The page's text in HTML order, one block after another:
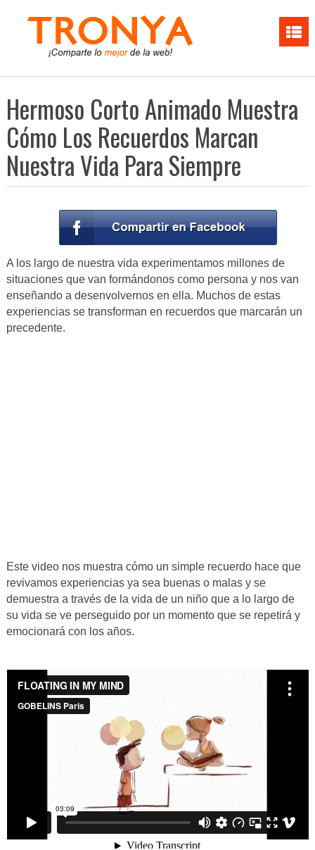
Hermoso Corto Animado Muestra
Cómo Los Recuerdos Marcan
Nuestra Vida Para Siempre
A los largo de nuestra vida experimentamos millones de
situaciones que van formándonos como persona y nos van
enseñando a desenvolvernos en ella. Muchos de estas
experiencias se transforman en recuerdos que marcarán un
precedente.
Este video nos muestra cómo un simple recuerdo hace que
revivamos experiencias ya sea buenas o malas y se
demuestra a través de la vida de un niño que a lo largo de
su vida se ve perseguido por un momento que se repetirá y
emocionará con los años.